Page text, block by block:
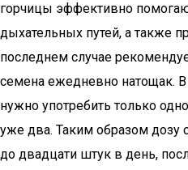
горчицы эффективно
дыхательных путей, а также
последнем случае
семена ежедневно натощак.
нужно употребить только
уже два. Таким образом дозу
до двадцати штук в день,